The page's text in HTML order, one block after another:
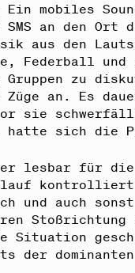
mobiles
an den Ort
aus den
Federball und
zu
Züge an. Es
sie
hatte sich die
lesbar für die
und auch
Situation
der